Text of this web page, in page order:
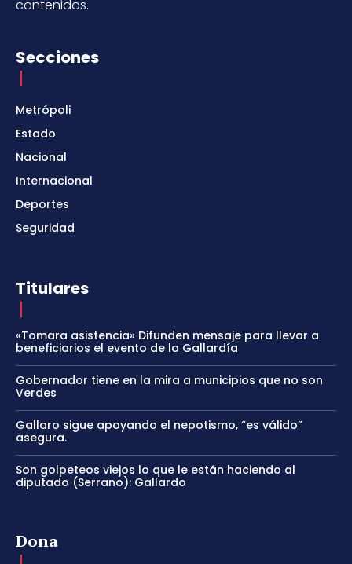
contenidos.
Secciones
Metrópoli
Estado
Nacional
Internacional
Deportes
Seguridad
Titulares
«Tomara asistencia» Difunden mensaje para llevar a
beneficiarios el evento de la Gallardía
Gobernador tiene en la mira a municipios que no son
Verdes
Gallaro sigue apoyando el nepotismo, “es válido”
asegura.
Son golpeteos viejos lo que le están haciendo al
diputado (Serrano): Gallardo
Dona